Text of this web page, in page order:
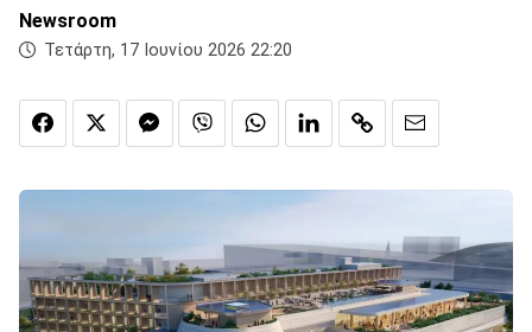
Newsroom
Τετάρτη, 17 Ιουνίου 2026 22:20